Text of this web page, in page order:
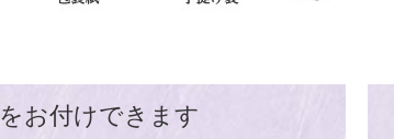
お付けできます